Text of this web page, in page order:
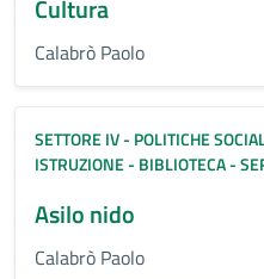
Cultura
Calabrò Paolo
SETTORE IV - POLITICHE
ISTRUZIONE - BIBLIOTECA -
Asilo nido
Calabrò Paolo